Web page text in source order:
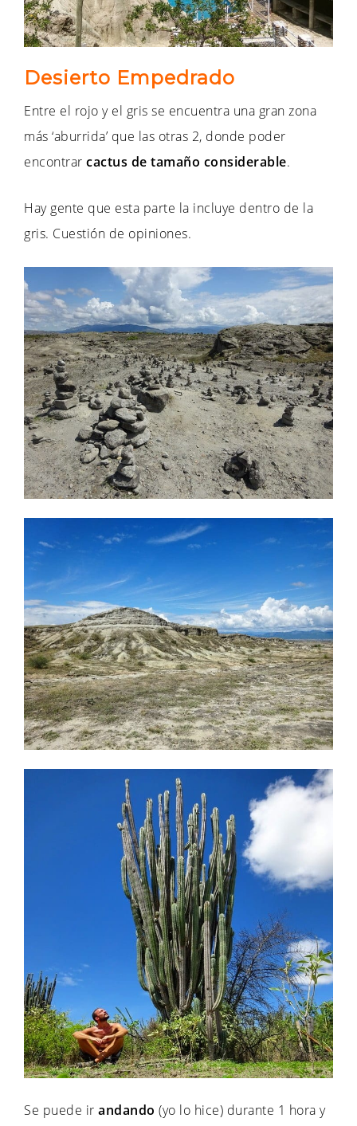
Desierto Empedrado
Entre el rojo y el gris se encuentra una gran zona
más ‘aburrida’ que las otras 2, donde poder
encontrar cactus de tamaño considerable.
Hay gente que esta parte la incluye dentro de la
gris. Cuestión de opiniones.
Se puede ir andando (yo lo hice) durante 1 hora y